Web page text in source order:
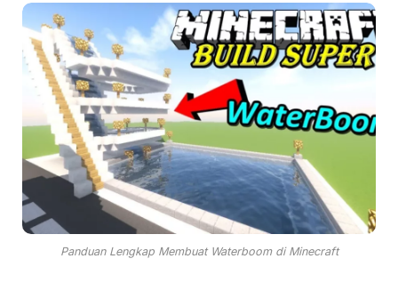
Panduan Lengkap Membuat Waterboom di Minecraft